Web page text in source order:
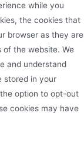
while you
the cookies that
browser as they are
the website. We
and understand
stored in your
option to opt-out
cookies may have